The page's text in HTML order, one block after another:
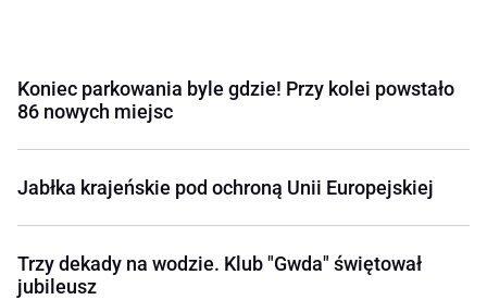
Koniec parkowania byle gdzie! Przy kolei powstało
86 nowych miejsc
Jabłka krajeńskie pod ochroną Unii Europejskiej
Trzy dekady na wodzie. Klub "Gwda" świętował
jubileusz